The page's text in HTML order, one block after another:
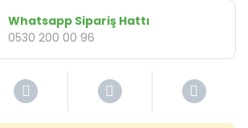
Whatsapp Sipariş Hattı
0530 200 00 96